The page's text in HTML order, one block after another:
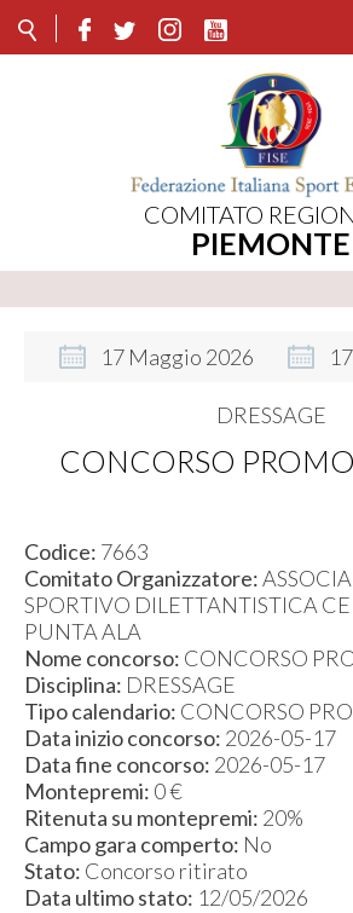
COMITATO
PIEMONTE
17 Maggio 2026 17
CONCORSO
Codice: 7663
Comitato Organizzatore:
SPORTIVO DILETTANTISTICA
PUNTA ALA
Nome concorso: CONCORSO
Disciplina: DRESSAGE
Tipo calendario: CONCORSO
Data inizio concorso: 2026-05-17
Data fine concorso: 2026-05-17
Montepremi: 0 €
Ritenuta su montepremi: 20%
Campo gara comperto: No
Stato: Concorso ritirato
Data ultimo stato: 12/05/2026
DRESSAGE